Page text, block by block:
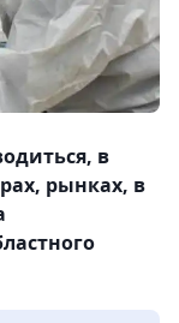
в
рынках, в